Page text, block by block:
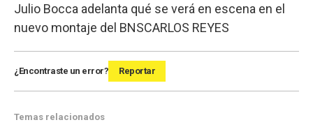
Julio Bocca adelanta qué se verá en escena en el
nuevo montaje del BNSCARLOS REYES
¿Encontraste un error? Reportar
Temas relacionados